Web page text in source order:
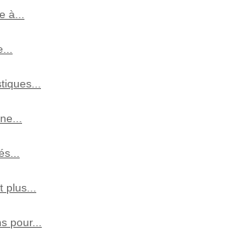
à...
pour...